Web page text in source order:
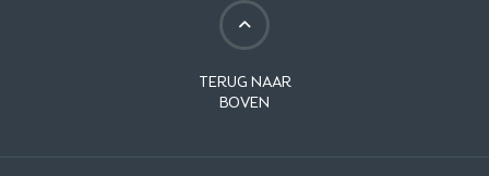
TERUG NAAR
BOVEN